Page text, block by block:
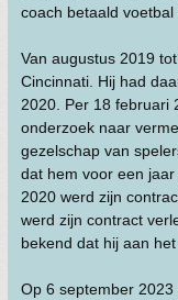
coach betaald voetbal
Van augustus 2019
Cincinnati. Hij had
2020. Per 18 februari
onderzoek naar
gezelschap van
dat hem voor een
2020 werd zijn
werd zijn contract
bekend dat hij aan
Op 6 september